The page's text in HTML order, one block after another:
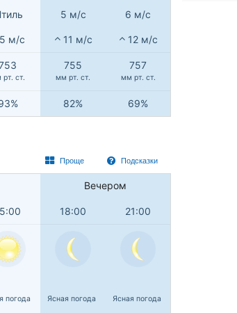
5 м/с 6 м/с
5 м/с 11 м/с 12 м/с
ст.
755
мм рт. ст.
757
мм рт. ст.
82% 69%
Проще Подсказки
Вечером
18:00 21:00
погода Ясная погода Ясная погода